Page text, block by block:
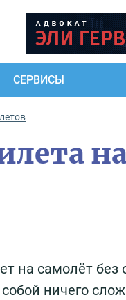
СЕРВИСЫ
на самолёт без
ничего